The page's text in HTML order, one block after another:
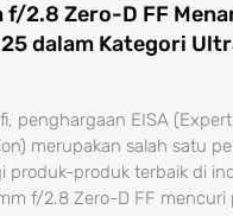
f/2.8 Zero-D FF
dalam Kategori
penghargaan EISA
merupakan salah satu
produk-produk terbaik di
f/2.8 Zero-D FF mencuri